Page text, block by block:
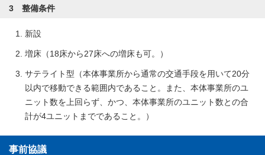
3 整備条件
新設
増床（18床から27床への増床も可。）
サテライト型（本体事業所から通常の交通手段を用いて20分
以内で移動できる範囲内であること。また、本体事業所のユ
ニット数を上回らず、かつ、本体事業所のユニット数との合
計が4ユニットまでであること。）
事前協議